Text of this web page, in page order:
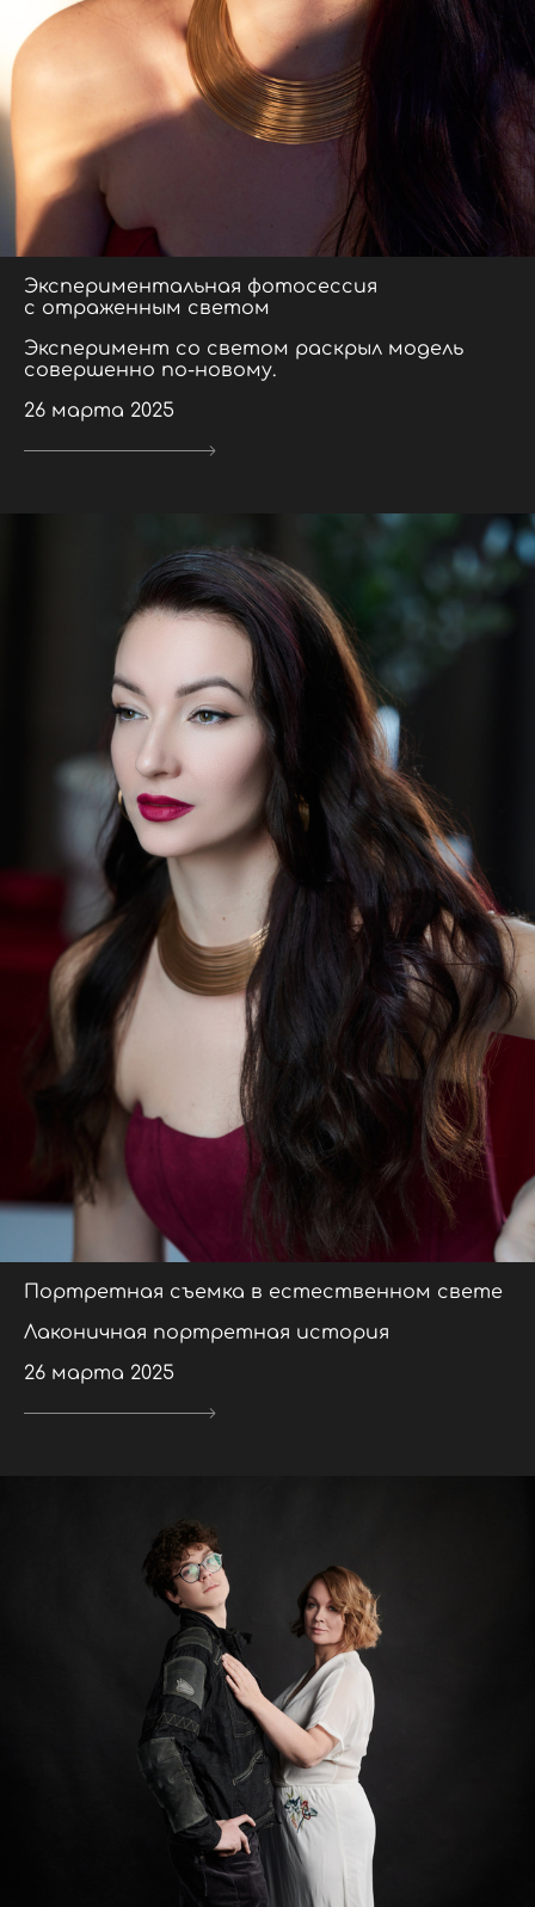
Экспериментальная фотосессия
с отраженным светом
Эксперимент со светом раскрыл модель
совершенно по-новому.
26 марта 2025
Портретная съемка в естественном свете
Лаконичная портретная история
26 марта 2025